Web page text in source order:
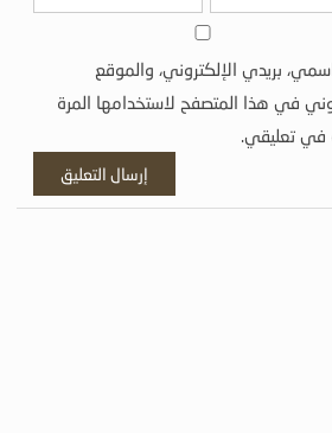
بريدي الإلكتروني، والموقع
في هذا المتصفح لاستخدامها المرة
في تعليقي.